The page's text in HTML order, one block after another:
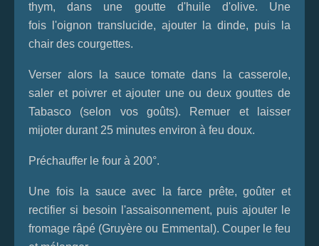
thym, dans une goutte d'huile d'olive. Une
fois l'oignon translucide, ajouter la dinde, puis la
chair des courgettes.
Verser alors la sauce tomate dans la casserole,
saler et poivrer et ajouter une ou deux gouttes de
Tabasco (selon vos goûts). Remuer et laisser
mijoter durant 25 minutes environ à feu doux.
Préchauffer le four à 200°.
Une fois la sauce avec la farce prête, goûter et
rectifier si besoin l'assaisonnement, puis ajouter le
fromage râpé (Gruyère ou Emmental). Couper le feu